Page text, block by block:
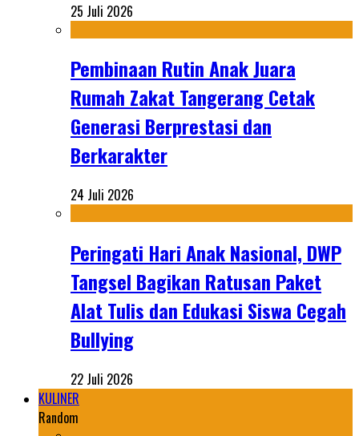
25 Juli 2026
Pembinaan Rutin Anak Juara
Rumah Zakat Tangerang Cetak
Generasi Berprestasi dan
Berkarakter
24 Juli 2026
Peringati Hari Anak Nasional, DWP
Tangsel Bagikan Ratusan Paket
Alat Tulis dan Edukasi Siswa Cegah
Bullying
22 Juli 2026
KULINER
Random